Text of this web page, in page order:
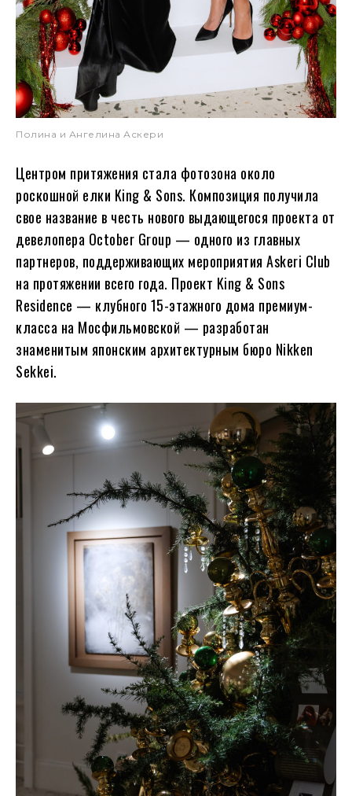
Полина и Ангелина Аскери
Центром притяжения стала фотозона около
роскошной елки King & Sons. Композиция получила
свое название в честь нового выдающегося проекта от
девелопера October Group — одного из главных
партнеров, поддерживающих мероприятия Askeri Club
на протяжении всего года. Проект King & Sons
Residence — клубного 15-этажного дома премиум-
класса на Мосфильмовской — разработан
знаменитым японским архитектурным бюро Nikken
Sekkei.